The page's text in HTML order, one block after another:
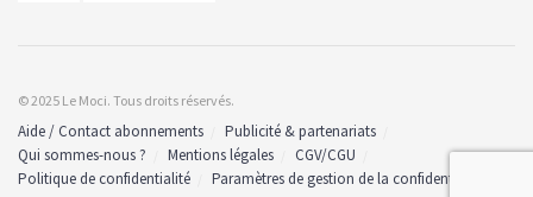
© 2025 Le Moci. Tous droits réservés.
Aide / Contact abonnements
Publicité & partenariats
Qui sommes-nous ?
Mentions légales
CGV/CGU
Politique de confidentialité
Paramètres de gestion de la confidentialité